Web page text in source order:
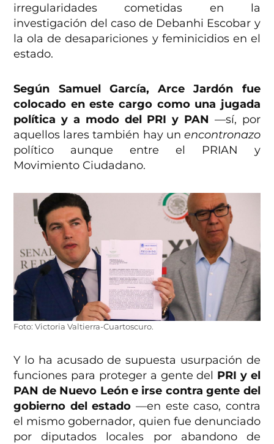
irregularidades cometidas en la
investigación del caso de Debanhi Escobar y
la ola de desapariciones y feminicidios en el
estado.
Según Samuel García, Arce Jardón fue
colocado en este cargo como una jugada
política y a modo del PRI y PAN —sí, por
aquellos lares también hay un encontronazo
político aunque entre el PRIAN y
Movimiento Ciudadano.
Foto: Victoria Valtierra-Cuartoscuro.
Y lo ha acusado de supuesta usurpación de
funciones para proteger a gente del PRI y el
PAN de Nuevo León e irse contra gente del
gobierno del estado —en este caso, contra
el mismo gobernador, quien fue denunciado
por diputados locales por abandono de